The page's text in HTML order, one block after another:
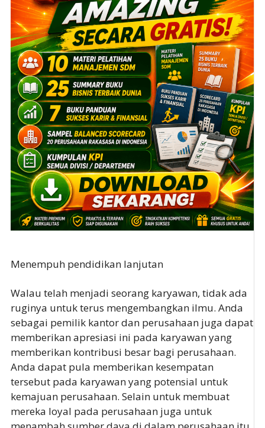
Menempuh pendidikan lanjutan
Walau telah menjadi seorang karyawan, tidak ada
ruginya untuk terus mengembangkan ilmu. Anda
sebagai pemilik kantor dan perusahaan juga dapat
memberikan apresiasi ini pada karyawan yang
memberikan kontribusi besar bagi perusahaan.
Anda dapat pula memberikan kesempatan
tersebut pada karyawan yang potensial untuk
kemajuan perusahaan. Selain untuk membuat
mereka loyal pada perusahaan juga untuk